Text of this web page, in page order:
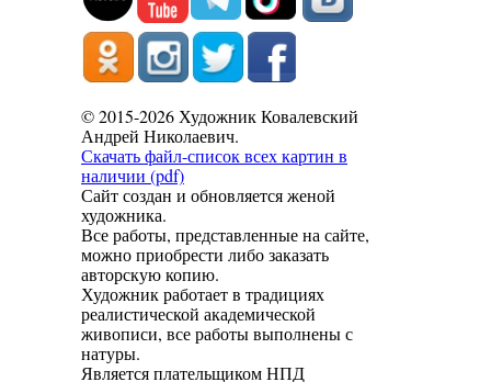
© 2015-2026 Художник Ковалевский
Андрей Николаевич.
Скачать файл-список всех картин в
наличии (pdf)
Сайт создан и обновляется женой
художника.
Все работы, представленные на сайте,
можно приобрести либо заказать
авторскую копию.
Художник работает в традициях
реалистической академической
живописи, все работы выполнены с
натуры.
Является плательщиком НПД